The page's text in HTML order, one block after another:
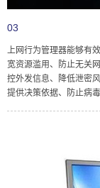
03
上网行为管理器能够有
宽资源滥用、防止无关
控外发信息、降低泄密
提供决策依据、防止病